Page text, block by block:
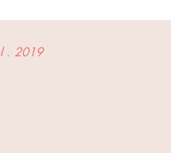
. 2019